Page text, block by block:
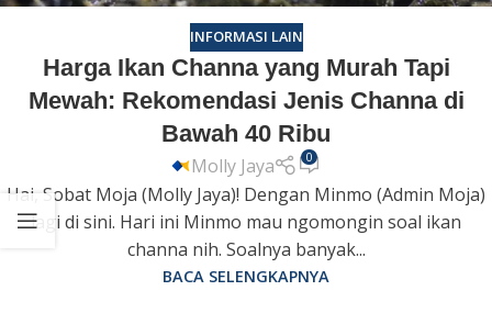
INFORMASI LAIN
Harga Ikan Channa yang Murah Tapi
Mewah: Rekomendasi Jenis Channa di
Bawah 40 Ribu
Molly Jaya 0
Hai, Sobat Moja (Molly Jaya)! Dengan Minmo (Admin Moja)
lagi di sini. Hari ini Minmo mau ngomongin soal ikan
channa nih. Soalnya banyak...
BACA SELENGKAPNYA